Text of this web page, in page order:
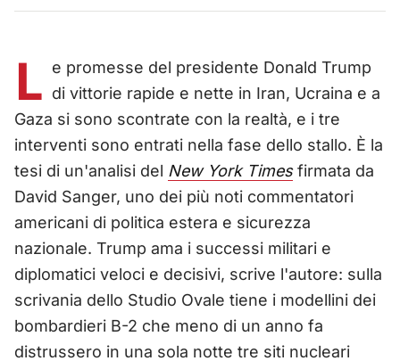
L e promesse del presidente Donald Trump
di vittorie rapide e nette in Iran, Ucraina e a
Gaza si sono scontrate con la realtà, e i tre
interventi sono entrati nella fase dello stallo. È la
tesi di un'analisi del New York Timesfirmata da
David Sanger, uno dei più noti commentatori
americani di politica estera e sicurezza
nazionale. Trump ama i successi militari e
diplomatici veloci e decisivi, scrive l'autore: sulla
scrivania dello Studio Ovale tiene i modellini dei
bombardieri B-2 che meno di un anno fa
distrussero in una sola notte tre siti nucleari